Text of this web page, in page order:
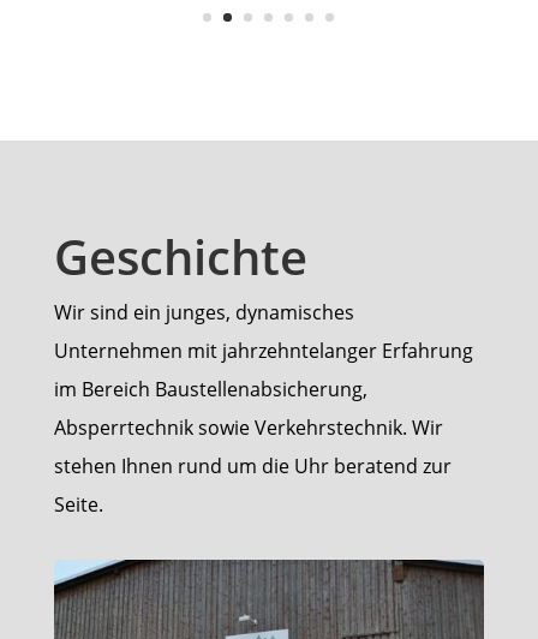
Geschichte
Wir sind ein junges, dynamisches
Unternehmen mit jahrzehntelanger Erfahrung
im Bereich Baustellenabsicherung,
Absperrtechnik sowie Verkehrstechnik. Wir
stehen Ihnen rund um die Uhr beratend zur
Seite.